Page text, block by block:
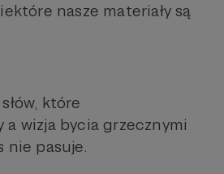
nasze materiały są
które
a wizja bycia grzecznymi
nie pasuje.